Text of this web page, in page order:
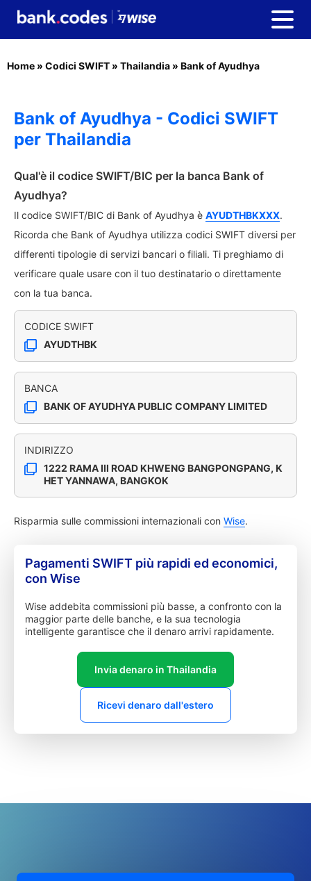
Home » Codici SWIFT » Thailandia » Bank of Ayudhya
Bank of Ayudhya - Codici SWIFT
per Thailandia
Qual'è il codice SWIFT/BIC per la banca Bank of
Ayudhya?
Il codice SWIFT/BIC di Bank of Ayudhya è AYUDTHBKXXX.
Ricorda che Bank of Ayudhya utilizza codici SWIFT diversi per
differenti tipologie di servizi bancari o filiali. Ti preghiamo di
verificare quale usare con il tuo destinatario o direttamente
con la tua banca.
CODICE SWIFT
AYUDTHBK
BANCA
BANK OF AYUDHYA PUBLIC COMPANY LIMITED
INDIRIZZO
1222 RAMA III ROAD KHWENG BANGPONGPANG, K
HET YANNAWA, BANGKOK
Risparmia sulle commissioni internazionali con Wise.
Pagamenti SWIFT più rapidi ed economici,
con Wise
Wise addebita commissioni più basse, a confronto con la
maggior parte delle banche, e la sua tecnologia
intelligente garantisce che il denaro arrivi rapidamente.
Invia denaro in Thailandia
Ricevi denaro dall'estero